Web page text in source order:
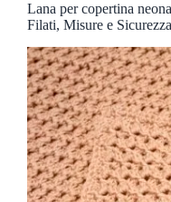
Lana per copertina
Filati, Misure e